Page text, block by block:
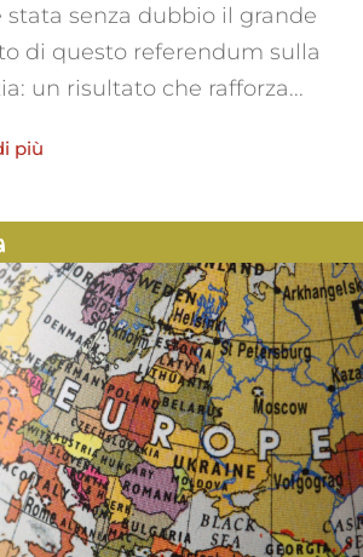
stata senza dubbio il grande
di questo referendum sulla
un risultato che rafforza...
più